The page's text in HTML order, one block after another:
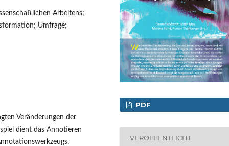
Arbeitens;
Umfrage;
Veränderungen der
dient das Annotieren
PDF
VERÖFFENTLICHT